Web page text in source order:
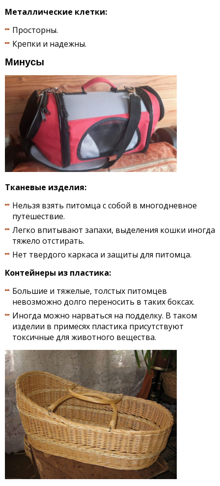
Металлические клетки:
Просторны.
Крепки и надежны.
Минусы
Тканевые изделия:
Нельзя взять питомца с собой в многодневное
путешествие.
Легко впитывают запахи, выделения кошки иногда
тяжело отстирать.
Нет твердого каркаса и защиты для питомца.
Контейнеры из пластика:
Большие и тяжелые, толстых питомцев
невозможно долго переносить в таких боксах.
Иногда можно нарваться на подделку. В таком
изделии в примесях пластика присутствуют
токсичные для животного вещества.